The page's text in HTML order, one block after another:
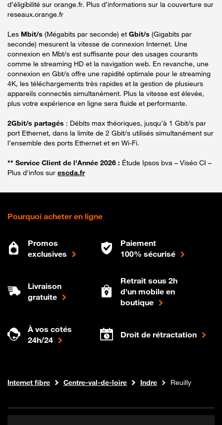
d’éligibilité sur orange.fr. Plus d’informations sur la couverture sur
reseaux.orange.fr
Les Mbit/s (Mégabits par seconde) et Gbit/s (Gigabits par
seconde) mesurent la vitesse de connexion Internet. Une
connexion en Mbt/s est suffisante pour des usages courants
comme le streaming HD et la navigation web. En revanche, une
connexion en Gbt/s offre une rapidité optimale pour le streaming
4K, les téléchargements très rapides et la gestion de plusieurs
appareils connectés simultanément. Plus la vitesse est élevée,
plus votre expérience en ligne sera fluide et performante.
2Gbit/s partagés : Débits max théoriques, jusqu’à 1 Gbit/s par
port Ethernet, dans la limite de 2 Gbit/s utilisés simultanément sur
l’ensemble des ports Ethernet et en Wi-Fi.
** Service Client de l'Année 2026 : Étude Ipsos bva – Viséo CI –
Plus d'infos sur escda.fr
Pourquoi acheter en ligne
Promos
exclusives
Paiement
100% sécurisé
Livraison
gratuite
Retrait sous 2h
d'un mobile en
boutique
À vos cotés
24h/24
Droit de rétractation
Boutique Orange
Internet fibre Centre-val-de-loire Indre Reuilly